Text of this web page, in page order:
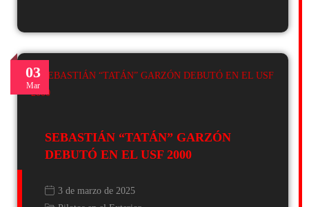
03
Mar
SEBASTIÁN “TATÁN” GARZÓN
DEBUTÓ EN EL USF 2000
3 de marzo de 2025